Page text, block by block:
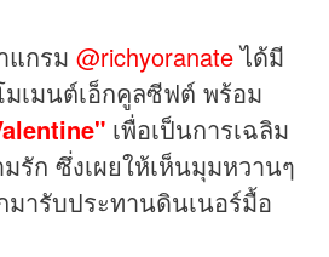
แกรม @richyoranateได้มี
เมนต์เอ็กคูลซีฟต์ พร้อม
เพื่อเป็นการเฉลิม
รัก ซึ่งเผยให้เห็นมุมหวานๆ
ารับประทานดินเนอร์มื้อ